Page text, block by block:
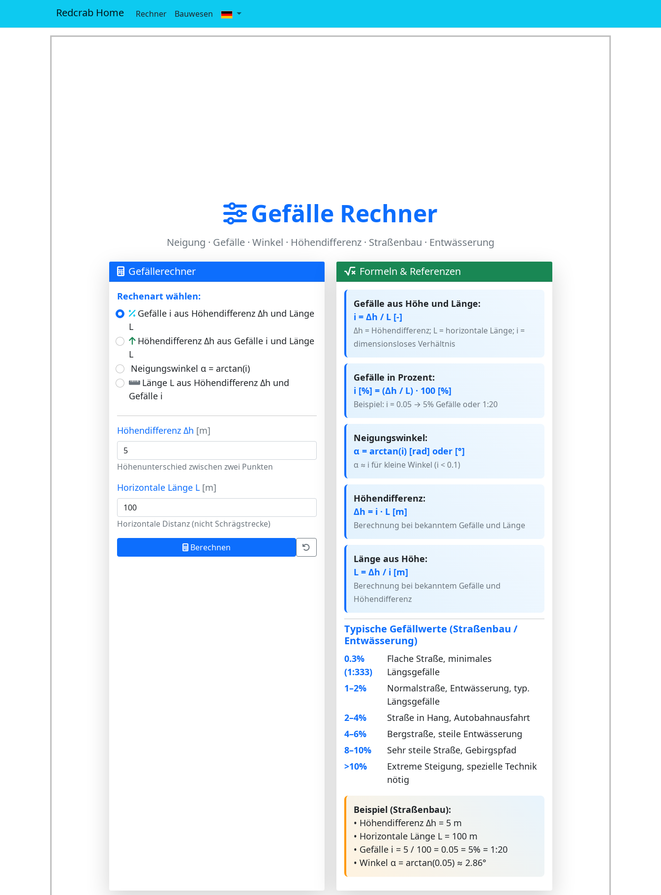
Redcrab Home Rechner Bauwesen
Gefälle Rechner
Neigung · Gefälle · Winkel · Höhendifferenz · Straßenbau · Entwässerung
Gefällerechner
Rechenart wählen:
Gefälle i aus Höhendifferenz Δh und Länge
L
Höhendifferenz Δh aus Gefälle i und Länge
L
Neigungswinkel α = arctan(i)
Länge L aus Höhendifferenz Δh und
Gefälle i
Höhendifferenz Δh [m]
Höhenunterschied zwischen zwei Punkten
Horizontale Länge L [m]
Horizontale Distanz (nicht Schrägstrecke)
Berechnen
Formeln & Referenzen
Gefälle aus Höhe und Länge:
i = Δh / L [-]
Δh = Höhendifferenz; L = horizontale Länge; i =
dimensionsloses Verhältnis
Gefälle in Prozent:
i [%] = (Δh / L) · 100 [%]
Beispiel: i = 0.05 → 5% Gefälle oder 1:20
Neigungswinkel:
α = arctan(i) [rad] oder [°]
α ≈ i für kleine Winkel (i < 0.1)
Höhendifferenz:
Δh = i · L [m]
Berechnung bei bekanntem Gefälle und Länge
Länge aus Höhe:
L = Δh / i [m]
Berechnung bei bekanntem Gefälle und
Höhendifferenz
Typische Gefällwerte (Straßenbau /
Entwässerung)
0.3%
(1:333)
Flache Straße, minimales
Längsgefälle
1–2%
Normalstraße, Entwässerung, typ.
Längsgefälle
2–4%
Straße in Hang, Autobahnausfahrt
4–6%
Bergstraße, steile Entwässerung
8–10%
Sehr steile Straße, Gebirgspfad
>10%
Extreme Steigung, spezielle Technik
nötig
Beispiel (Straßenbau):
• Höhendifferenz Δh = 5 m
• Horizontale Länge L = 100 m
• Gefälle i = 5 / 100 = 0.05 = 5% = 1:20
• Winkel α = arctan(0.05) ≈ 2.86°